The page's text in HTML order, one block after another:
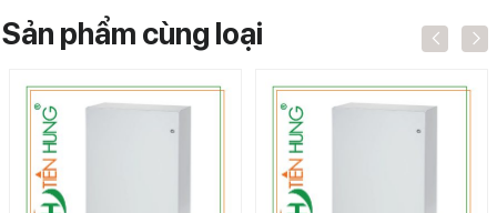
Sản phẩm cùng loại